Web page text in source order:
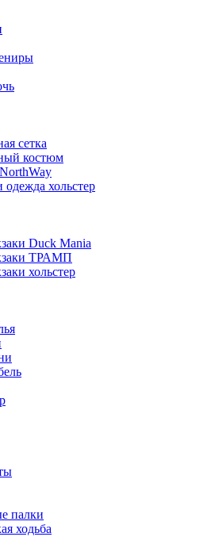
сетка
костюм
одежда хольстер
Duck Mania
ТРАМП
хольстер
палки
ходьба